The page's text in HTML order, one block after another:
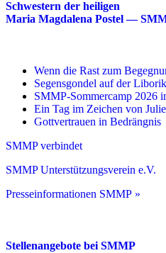
Schwestern der heiligen
Maria Magdalena Postel —
Wenn die Rast zum
Segensgondel auf der
SMMP-Sommercamp 2026
Ein Tag im Zeichen von
Gottvertrauen in Bedrängnis
SMMP verbindet
SMMP Unterstützungsverein e.V.
Presseinformationen SMMP »
Stellenangebote bei SMMP